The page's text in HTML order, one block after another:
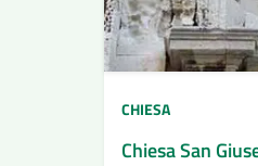
CHIESA
Chiesa San